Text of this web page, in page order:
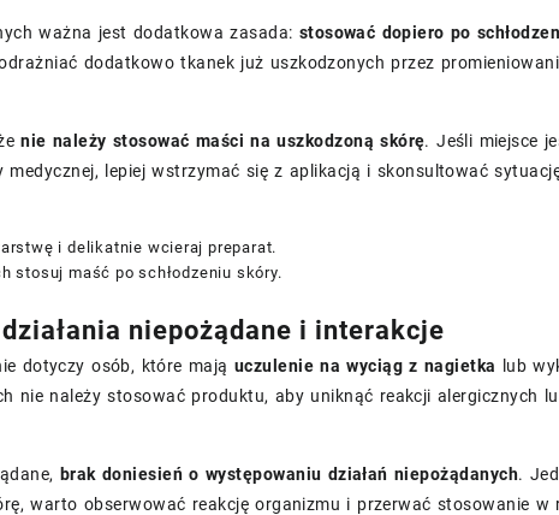
ważna jest dodatkowa zasada: stosować dopiero po
dodatkowo tkanek już uszkodzonych przez
nie należy stosować maści na uszkodzoną skórę. Jeśli miejsce
medycznej, lepiej wstrzymać się z aplikacją i skonsultować
i delikatnie wcieraj preparat.
stosuj maść po schłodzeniu skóry.
niepożądane i interakcje
dotyczy osób, które mają uczulenie na wyciąg z nagietka lub
nie należy stosować produktu, aby uniknąć reakcji alergicznych
brak doniesień o występowaniu działań niepożądanych.
warto obserwować reakcję organizmu i przerwać stosowanie w